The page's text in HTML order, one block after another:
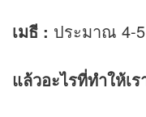
เมธี : ประมาณ 4-
แล้วอะไรที่ทำให้เ